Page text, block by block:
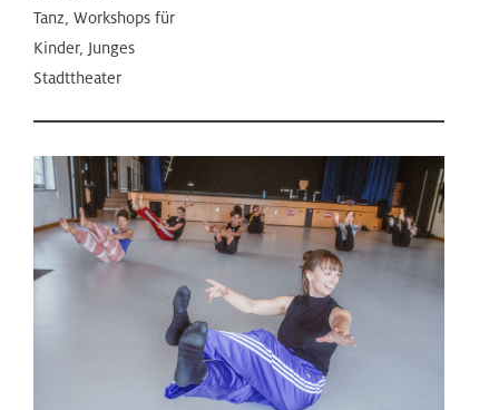
Tanz, Workshops für
Kinder, Junges
Stadttheater